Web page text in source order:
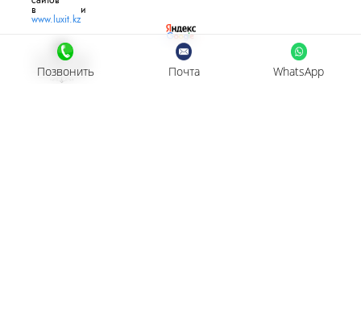
в и
www.luxit.kz
Позвонить Почта WhatsApp